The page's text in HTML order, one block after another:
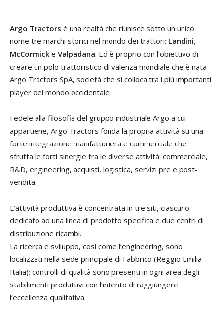
Argo Tractors è una realtà che riunisce sotto un unico
nome tre marchi storici nel mondo dei trattori: Landini,
McCormick e Valpadana. Ed è proprio con l’obiettivo di
creare un polo trattoristico di valenza mondiale che è nata
Argo Tractors SpA, società che si colloca tra i più importanti
player del mondo occidentale.
Fedele alla filosofia del gruppo industriale Argo a cui
appartiene, Argo Tractors fonda la propria attività su una
forte integrazione manifatturiera e commerciale che
sfrutta le forti sinergie tra le diverse attività: commerciale,
R&D, engineering, acquisti, logistica, servizi pre e post-
vendita.
L’attività produttiva è concentrata in tre siti, ciascuno
dedicato ad una linea di prodotto specifica e due centri di
distribuzione ricambi.
La ricerca e sviluppo, così come l’engineering, sono
localizzati nella sede principale di Fabbrico (Reggio Emilia –
Italia); controlli di qualità sono presenti in ogni area degli
stabilimenti produttivi con l’intento di raggiungere
l’eccellenza qualitativa.